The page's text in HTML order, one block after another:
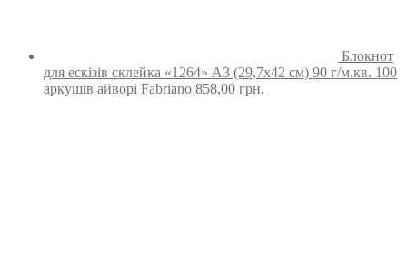
Блокнот
для ескізів склейка «1264» А3 (29,7х42 см) 90 г/м.кв. 100
аркушів айворі Fabriano 858,00 грн.